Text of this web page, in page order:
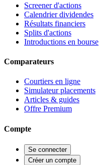
Screener d'actions
Calendrier dividendes
Résultats financiers
Splits d'actions
Introductions en bourse
Comparateurs
Courtiers en ligne
Simulateur placements
Articles & guides
Offre Premium
Compte
Se connecter
Créer un compte